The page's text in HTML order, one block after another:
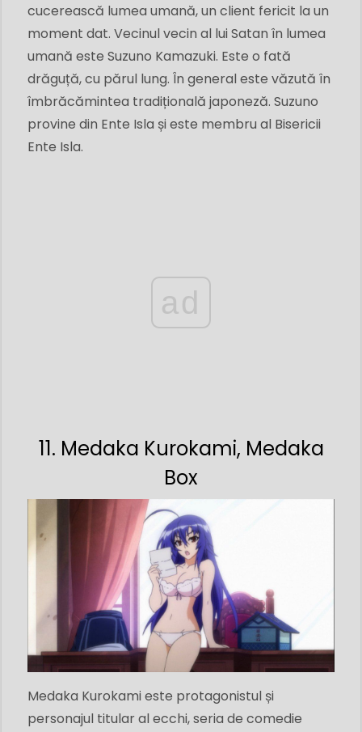
cucerească lumea umană, un client fericit la un
moment dat. Vecinul vecin al lui Satan în lumea
umană este Suzuno Kamazuki. Este o fată
drăguță, cu părul lung. În general este văzută în
îmbrăcămintea tradițională japoneză. Suzuno
provine din Ente Isla și este membru al Bisericii
Ente Isla.
ad
11. Medaka Kurokami, Medaka
Box
Medaka Kurokami este protagonistul și
personajul titular al ecchi, seria de comedie